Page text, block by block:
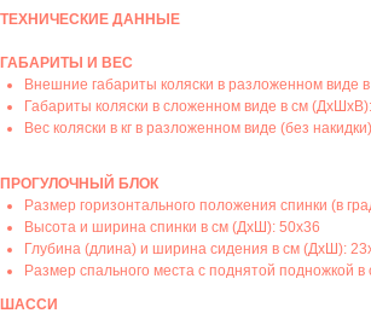
ТЕХНИЧЕСКИЕ ДАННЫЕ
ГАБАРИТЫ И ВЕС
Внешние габариты коляски в разложенном виде
Габариты коляски в сложенном виде в см
Вес коляски в кг в разложенном виде (без
ПРОГУЛОЧНЫЙ БЛОК
Размер горизонтального положения спинки (в
Высота и ширина спинки в см (ДхШ): 50x36
Глубина (длина) и ширина сидения в см (ДхШ):
Размер спального места с поднятой подножкой
ШАССИ